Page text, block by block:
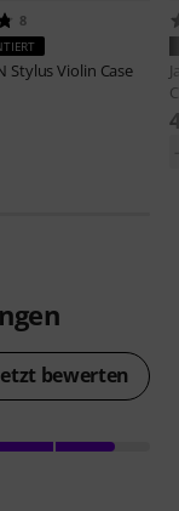
8
Stylus Violin Case
bewerten